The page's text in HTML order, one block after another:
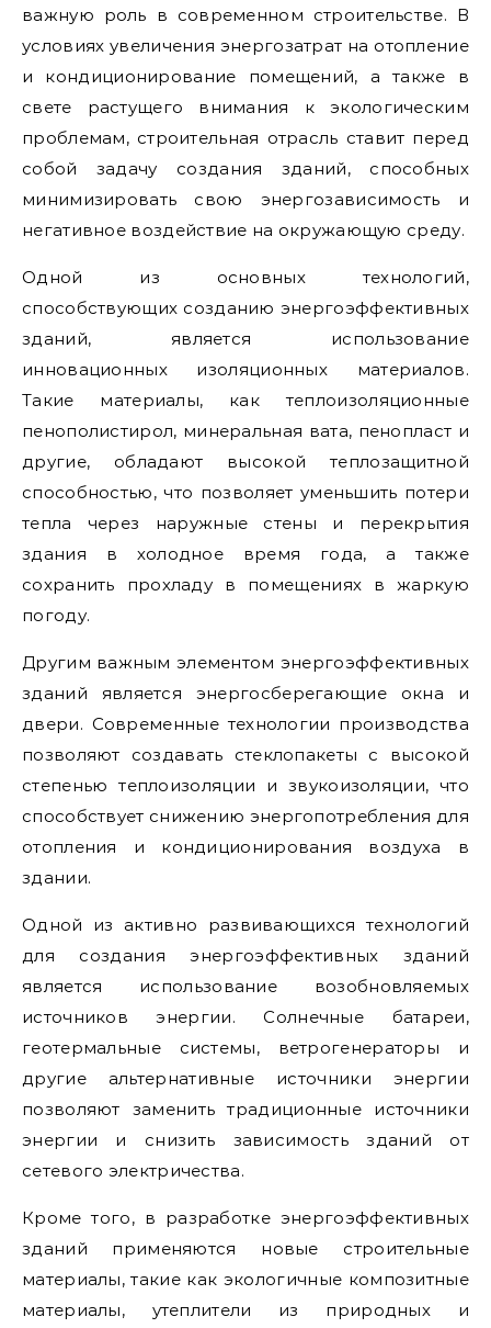
важную роль в современном строительстве. В
условиях увеличения энергозатрат на отопление
и кондиционирование помещений, а также в
свете растущего внимания к экологическим
проблемам, строительная отрасль ставит перед
собой задачу создания зданий, способных
минимизировать свою энергозависимость и
негативное воздействие на окружающую среду.
Одной из основных технологий,
способствующих созданию энергоэффективных
зданий, является использование
инновационных изоляционных материалов.
Такие материалы, как теплоизоляционные
пенополистирол, минеральная вата, пенопласт и
другие, обладают высокой теплозащитной
способностью, что позволяет уменьшить потери
тепла через наружные стены и перекрытия
здания в холодное время года, а также
сохранить прохладу в помещениях в жаркую
погоду.
Другим важным элементом энергоэффективных
зданий является энергосберегающие окна и
двери. Современные технологии производства
позволяют создавать стеклопакеты с высокой
степенью теплоизоляции и звукоизоляции, что
способствует снижению энергопотребления для
отопления и кондиционирования воздуха в
здании.
Одной из активно развивающихся технологий
для создания энергоэффективных зданий
является использование возобновляемых
источников энергии. Солнечные батареи,
геотермальные системы, ветрогенераторы и
другие альтернативные источники энергии
позволяют заменить традиционные источники
энергии и снизить зависимость зданий от
сетевого электричества.
Кроме того, в разработке энергоэффективных
зданий применяются новые строительные
материалы, такие как экологичные композитные
материалы, утеплители из природных и